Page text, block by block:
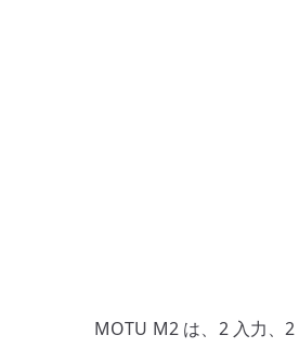
MOTU M2 は、2 入力、2